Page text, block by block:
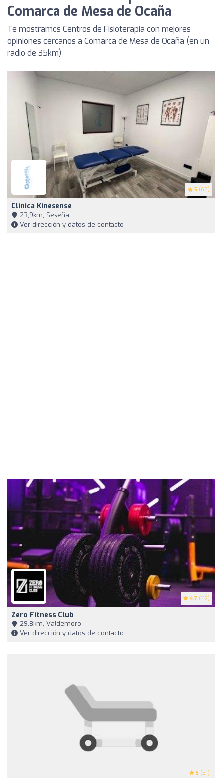
Comarca de Mesa de Ocaña
Te mostramos Centros de Fisioterapia con mejores
opiniones cercanos a Comarca de Mesa de Ocaña (en un
radio de 35km)
5 (68)
Clínica Kinesense
23,9km, Seseña
Ver dirección y datos de contacto
4.7 (112)
Zero Fitness Club
29,8km, Valdemoro
Ver dirección y datos de contacto
5 (51)